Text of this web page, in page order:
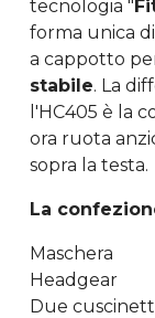
tecnologia "
forma unica
a cappotto
stabile. La
l'HC405 è la
ora ruota
sopra la testa.
La
Maschera
Headgear
Due